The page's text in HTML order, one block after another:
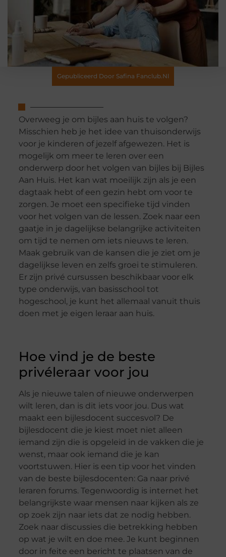
Gepubliceerd Door Safina Fanclub.nl
Overweeg je om bijles aan huis te volgen?
Misschien heb je het idee van thuisonderwijs
voor je kinderen of jezelf afgewezen. Het is
mogelijk om meer te leren over een
onderwerp door het volgen van bijles bij Bijles
Aan Huis. Het kan wat moeilijk zijn als je een
dagtaak hebt of een gezin hebt om voor te
zorgen. Je moet een specifieke tijd vinden
voor het volgen van de lessen. Zoek naar een
gaatje in je dagelijkse belangrijke activiteiten
om tijd te nemen om iets nieuws te leren.
Maak gebruik van de kansen die je ziet om je
dagelijkse leven en zelfs groei te stimuleren.
Er zijn privé cursussen beschikbaar voor elk
type onderwijs, van basisschool tot
hogeschool, je kunt het allemaal vanuit thuis
doen met je eigen leraar aan huis.
Hoe vind je de beste
privéleraar voor jou
Als je nieuwe talen of nieuwe onderwerpen
wilt leren, dan is dit iets voor jou. Dus wat
maakt een bijlesdocent succesvol? De
bijlesdocent die je kiest moet niet alleen
iemand zijn die is opgeleid in de vakken die je
wenst, maar ook iemand die je kan
voortstuwen. Hier is een tip voor het vinden
van de beste bijlesdocenten: Ga naar privé
leraren forums. Tegenwoordig is internet het
belangrijkste waar mensen naar kijken als ze
op zoek zijn naar iets dat ze nodig hebben.
Zoek naar discussies die betrekking hebben
op wat je wilt en doe mee. Je kunt beginnen
door in feite een bericht te plaatsen van de